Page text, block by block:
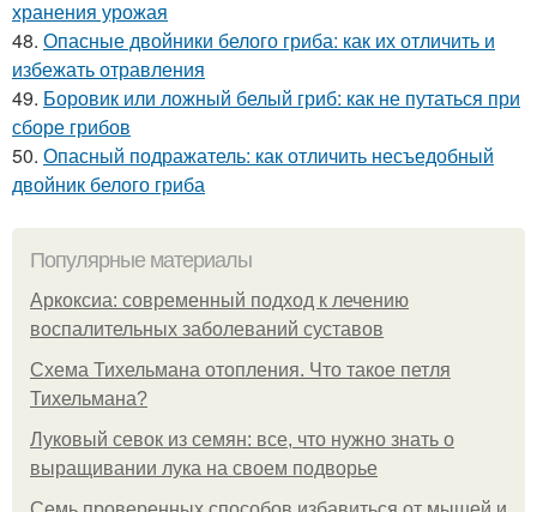
хранения урожая
48. Опасные двойники белого гриба: как их отличить и
избежать отравления
49. Боровик или ложный белый гриб: как не путаться при
сборе грибов
50. Опасный подражатель: как отличить несъедобный
двойник белого гриба
Популярные материалы
Аркоксиа: современный подход к лечению
воспалительных заболеваний суставов
Схема Тихельмана отопления. Что такое петля
Тихельмана?
Луковый севок из семян: все, что нужно знать о
выращивании лука на своем подворье